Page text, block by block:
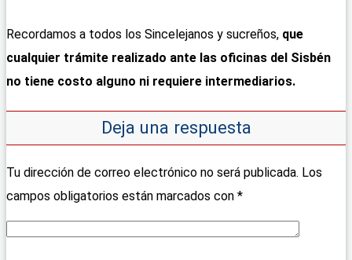
Recordamos a todos los Sincelejanos y sucreños, que
cualquier trámite realizado ante las oficinas del Sisbén
no tiene costo alguno ni requiere intermediarios.
Deja una respuesta
Tu dirección de correo electrónico no será publicada. Los
campos obligatorios están marcados con *